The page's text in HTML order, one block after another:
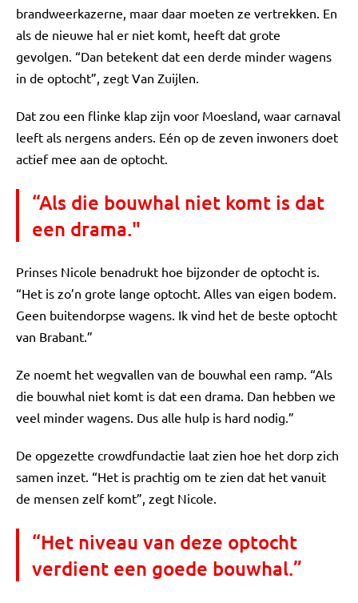
brandweerkazerne, maar daar moeten ze vertrekken. En
als de nieuwe hal er niet komt, heeft dat grote
gevolgen. “Dan betekent dat een derde minder wagens
in de optocht”, zegt Van Zuijlen.
Dat zou een flinke klap zijn voor Moesland, waar carnaval
leeft als nergens anders. Eén op de zeven inwoners doet
actief mee aan de optocht.
“Als die bouwhal niet komt is dat
een drama."
Prinses Nicole benadrukt hoe bijzonder de optocht is.
“Het is zo’n grote lange optocht. Alles van eigen bodem.
Geen buitendorpse wagens. Ik vind het de beste optocht
van Brabant.”
Ze noemt het wegvallen van de bouwhal een ramp. “Als
die bouwhal niet komt is dat een drama. Dan hebben we
veel minder wagens. Dus alle hulp is hard nodig.”
De opgezette crowdfundactie laat zien hoe het dorp zich
samen inzet. “Het is prachtig om te zien dat het vanuit
de mensen zelf komt”, zegt Nicole.
“Het niveau van deze optocht
verdient een goede bouwhal.”